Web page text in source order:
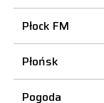
Płock FM
Płońsk
Pogoda